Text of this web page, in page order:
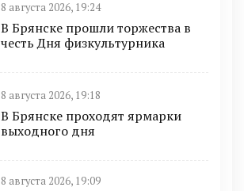
8 августа 2026, 19:24
В Брянске прошли торжества в
честь Дня физкультурника
8 августа 2026, 19:18
В Брянске проходят ярмарки
выходного дня
8 августа 2026, 19:09